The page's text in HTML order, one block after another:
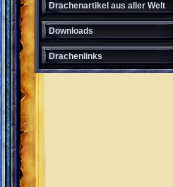
Drachenartikel aus aller Welt
Downloads
Drachenlinks